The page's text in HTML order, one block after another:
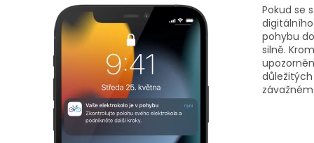
Pokud se
pohybu
silně.